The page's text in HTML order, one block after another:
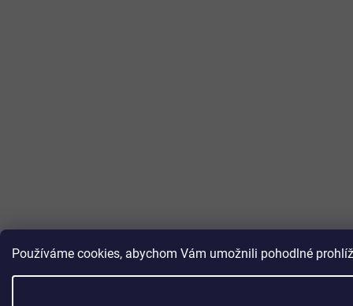
Používáme cookies, abychom Vám umožnili pohodlné